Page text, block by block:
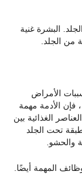
البشرة غنية
من الجلد.
الأمراض
فإن الأدمة مهمة
الغذائية بين
تحت الجلد
والحشو.
المهمة أيضًا.